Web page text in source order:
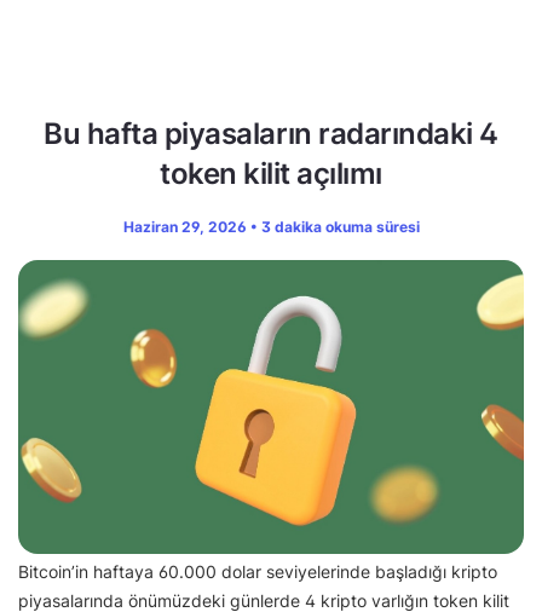
Bu hafta piyasaların radarındaki 4
token kilit açılımı
Haziran 29, 2026 • 3 dakika okuma süresi
Bitcoin’in haftaya 60.000 dolar seviyelerinde başladığı kripto
piyasalarında önümüzdeki günlerde 4 kripto varlığın token kilit